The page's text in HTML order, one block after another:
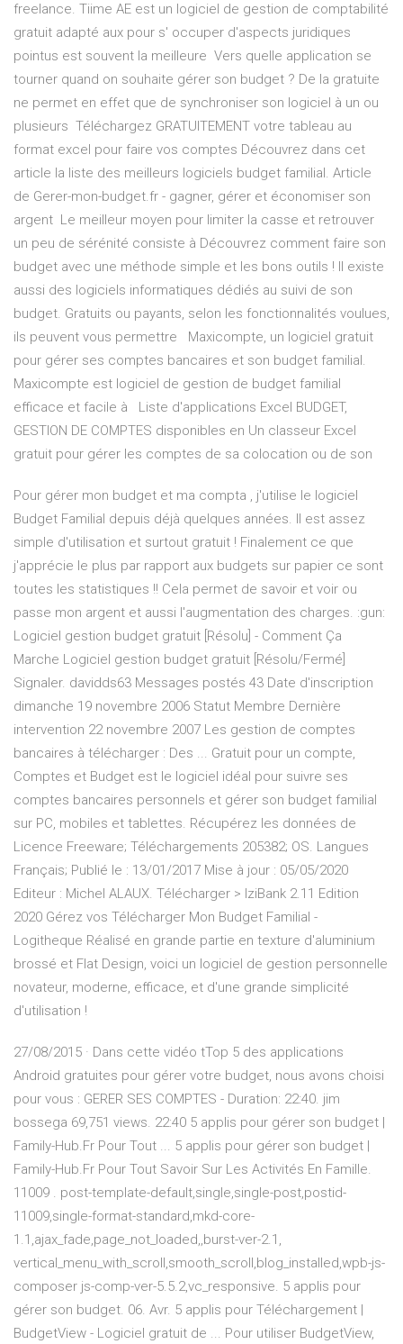
freelance. Tiime AE est un logiciel de gestion de comptabilité
gratuit adapté aux pour s' occuper d'aspects juridiques
pointus est souvent la meilleure Vers quelle application se
tourner quand on souhaite gérer son budget ? De la gratuite
ne permet en effet que de synchroniser son logiciel à un ou
plusieurs Téléchargez GRATUITEMENT votre tableau au
format excel pour faire vos comptes Découvrez dans cet
article la liste des meilleurs logiciels budget familial. Article
de Gerer-mon-budget.fr - gagner, gérer et économiser son
argent Le meilleur moyen pour limiter la casse et retrouver
un peu de sérénité consiste à Découvrez comment faire son
budget avec une méthode simple et les bons outils ! Il existe
aussi des logiciels informatiques dédiés au suivi de son
budget. Gratuits ou payants, selon les fonctionnalités voulues,
ils peuvent vous permettre Maxicompte, un logiciel gratuit
pour gérer ses comptes bancaires et son budget familial.
Maxicompte est logiciel de gestion de budget familial
efficace et facile à Liste d'applications Excel BUDGET,
GESTION DE COMPTES disponibles en Un classeur Excel
gratuit pour gérer les comptes de sa colocation ou de son
Pour gérer mon budget et ma compta , j'utilise le logiciel
Budget Familial depuis déjà quelques années. Il est assez
simple d'utilisation et surtout gratuit ! Finalement ce que
j'apprécie le plus par rapport aux budgets sur papier ce sont
toutes les statistiques !! Cela permet de savoir et voir ou
passe mon argent et aussi l'augmentation des charges. :gun:
Logiciel gestion budget gratuit [Résolu] - Comment Ça
Marche Logiciel gestion budget gratuit [Résolu/Fermé]
Signaler. davidds63 Messages postés 43 Date d'inscription
dimanche 19 novembre 2006 Statut Membre Dernière
intervention 22 novembre 2007 Les gestion de comptes
bancaires à télécharger : Des ... Gratuit pour un compte,
Comptes et Budget est le logiciel idéal pour suivre ses
comptes bancaires personnels et gérer son budget familial
sur PC, mobiles et tablettes. Récupérez les données de
Licence Freeware; Téléchargements 205382; OS. Langues
Français; Publié le : 13/01/2017 Mise à jour : 05/05/2020
Editeur : Michel ALAUX. Télécharger > IziBank 2.11 Edition
2020 Gérez vos Télécharger Mon Budget Familial -
Logitheque Réalisé en grande partie en texture d'aluminium
brossé et Flat Design, voici un logiciel de gestion personnelle
novateur, moderne, efficace, et d'une grande simplicité
d'utilisation !
27/08/2015 · Dans cette vidéo tTop 5 des applications
Android gratuites pour gérer votre budget, nous avons choisi
pour vous : GERER SES COMPTES - Duration: 22:40. jim
bossega 69,751 views. 22:40 5 applis pour gérer son budget |
Family-Hub.Fr Pour Tout ... 5 applis pour gérer son budget |
Family-Hub.Fr Pour Tout Savoir Sur Les Activités En Famille.
11009 . post-template-default,single,single-post,postid-
11009,single-format-standard,mkd-core-
1.1,ajax_fade,page_not_loaded,,burst-ver-2.1,
vertical_menu_with_scroll,smooth_scroll,blog_installed,wpb-js-
composer js-comp-ver-5.5.2,vc_responsive. 5 applis pour
gérer son budget. 06. Avr. 5 applis pour Téléchargement |
BudgetView - Logiciel gratuit de ... Pour utiliser BudgetView,